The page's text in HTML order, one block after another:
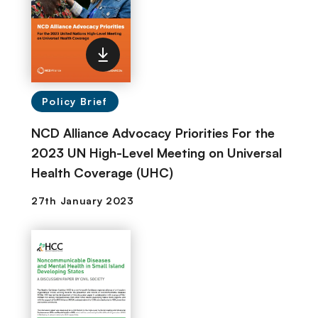
Policy Brief
NCD Alliance Advocacy Priorities For the
2023 UN High-Level Meeting on Universal
Health Coverage (UHC)